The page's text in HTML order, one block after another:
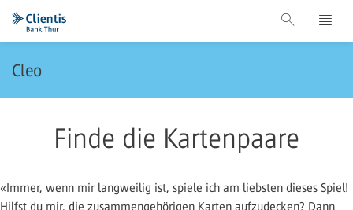
Cleo
Finde die Kartenpaare
«Immer, wenn mir langweilig ist, spiele ich am liebsten dieses Spiel!
Hilfst du mir, die zusammengehörigen Karten aufzudecken? Dann